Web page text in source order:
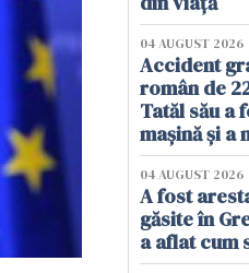
04 AUGUST 2026
Accident
român de
Tatăl său a
mașină și a
04 AUGUST 2026
A fost
găsite în
a aflat cum